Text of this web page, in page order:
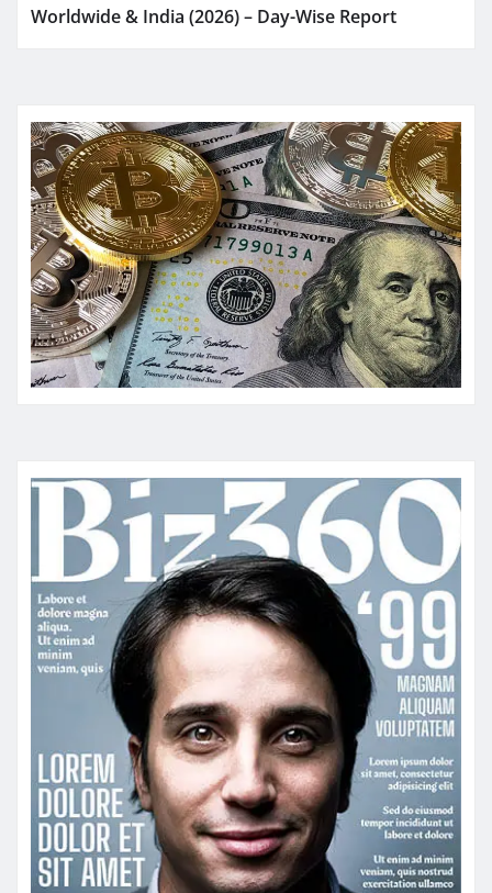
Worldwide & India (2026) – Day-Wise Report